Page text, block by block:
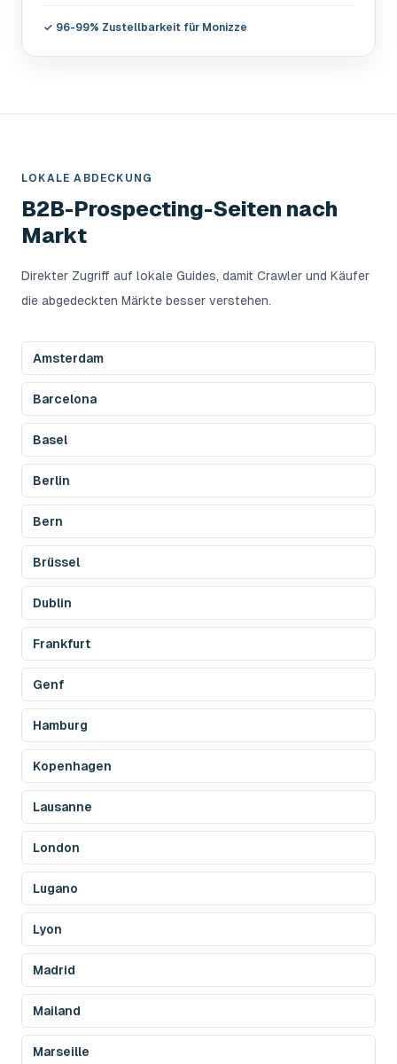
✓ 96-99% Zustellbarkeit für Monizze
LOKALE ABDECKUNG
B2B-Prospecting-Seiten nach
Markt
Direkter Zugriff auf lokale Guides, damit Crawler und Käufer
die abgedeckten Märkte besser verstehen.
Amsterdam
Barcelona
Basel
Berlin
Bern
Brüssel
Dublin
Frankfurt
Genf
Hamburg
Kopenhagen
Lausanne
London
Lugano
Lyon
Madrid
Mailand
Marseille